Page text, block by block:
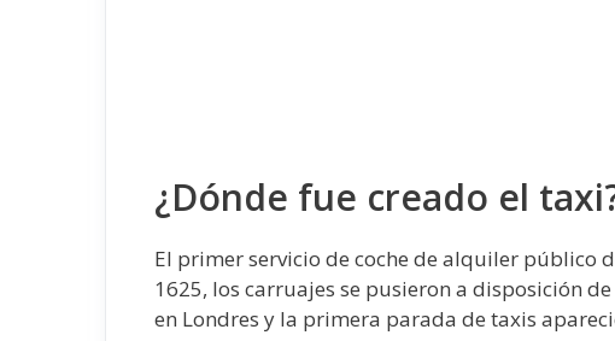
¿Dónde fue creado el
El primer servicio de coche de alquiler público
1625, los carruajes se pusieron a disposición
en Londres y la primera parada de taxis